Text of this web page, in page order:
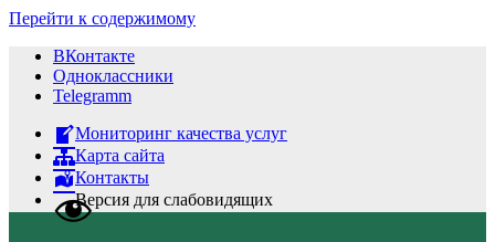
Перейти к содержимому
ВКонтакте
Одноклассники
Telegramm
Мониторинг качества услуг
Карта сайта
Контакты
Версия для слабовидящих